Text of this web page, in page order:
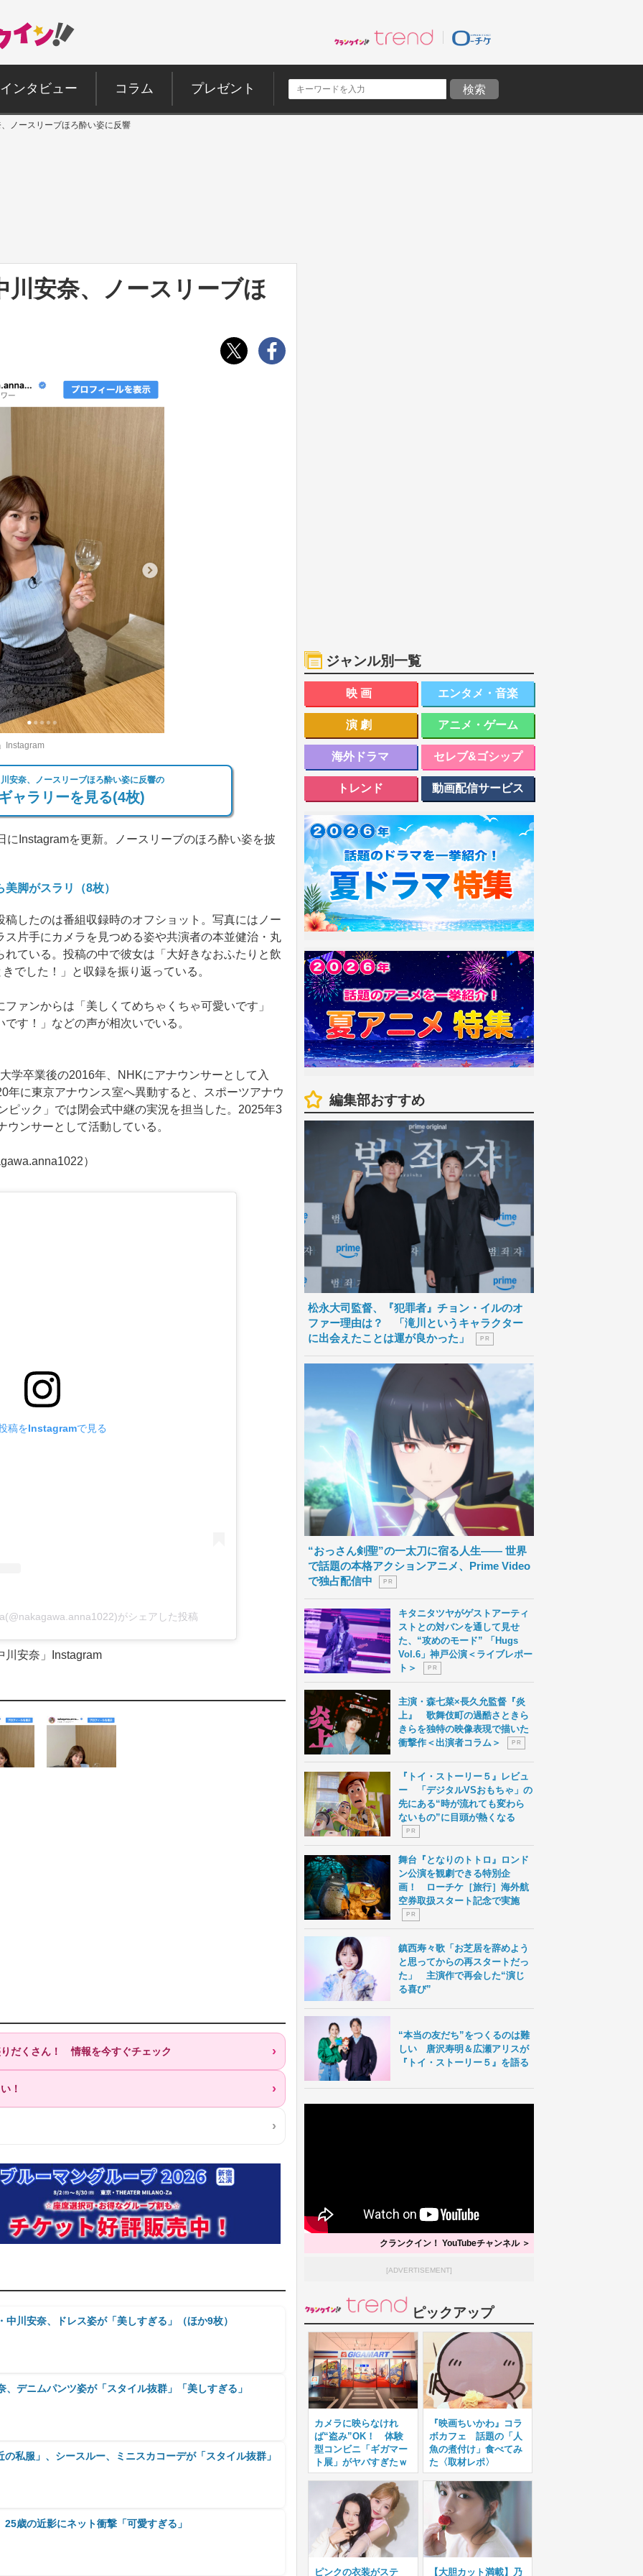
インタビュー コラム プレゼント
ノースリーブほろ酔い姿に反響
川安奈、ノースリーブほ
Instagram
安奈、ノースリーブほろ酔い姿に反響の
ャラリーを見る(4枚)
Instagramを更新。ノースリーブのほろ酔い姿を披
脚がスラリ（8枚）
したのは番組収録時のオフショット。写真にはノー
片手にカメラを見つめる姿や共演者の本並健治・丸
ている。投稿の中で彼女は「大好きなおふたりと飲
でした！」と収録を振り返っている。
ァンからは「美しくてめちゃくちゃ可愛いです」
す！」などの声が相次いでいる。
学卒業後の2016年、NHKにアナウンサーとして入
年に東京アナウンス室へ異動すると、スポーツアナウ
ピック」では閉会式中継の実況を担当した。2025年3
ンサーとして活動している。
）
稿をInstagramで見る
がシェアした投稿
川安奈」Instagram
だくさん！ 情報を今すぐチェック
！
川安奈、ドレス姿が「美しすぎる」（ほか9枚）
デニムパンツ姿が「スタイル抜群」「美しすぎる」
私服」、シースルー、ミニスカコーデが「スタイル抜群」
歳の近影にネット衝撃「可愛すぎる」
ジャンル別一覧
映画 エンタメ・音楽
演劇 アニメ・ゲーム
海外ドラマ セレブ&ゴシップ
トレンド 動画配信サービス
編集部おすすめ
松永大司監督、『犯罪者』チョン・イルのオ
ファー理由は？ 「滝川というキャラクター
に出会えたことは運が良かった」
P R
“おっさん剣聖”の一太刀に宿る人生―― 世界
で話題の本格アクションアニメ、Prime Video
で独占配信中
P R
キタニタツヤがゲストアーティ
ストとの対バンを通して見せ
た、“攻めのモード” 「Hugs
Vol.6」神戸公演＜ライブレポー
ト＞
P R
主演・森七菜×長久允監督『炎
上』 歌舞伎町の過酷さときら
きらを独特の映像表現で描いた
衝撃作＜出演者コラム＞
P R
『トイ・ストーリー５』レビュ
ー 「デジタルVSおもちゃ」の
先にある“時が流れても変わら
ないもの”に目頭が熱くなる
P R
舞台『となりのトトロ』ロンド
ン公演を観劇できる特別企
画！ ローチケ［旅行］海外航
空券取扱スタート記念で実施
P R
鎮西寿々歌「お芝居を辞めよう
と思ってからの再スタートだっ
た」 主演作で再会した“演じ
る喜び”
“本当の友だち”をつくるのは難
しい 唐沢寿明＆広瀬アリスが
『トイ・ストーリー５』を語る
クランクイン！ YouTubeチャンネル ＞
[ADVERTISEMENT]
ピックアップ
カメラに映らなけれ
ば“盗み”OK！ 体験
型コンビニ「ギガマー
ト展」がヤバすぎたｗ
『映画ちいかわ』コラ
ボカフェ 話題の「人
魚の煮付け」食べてみ
た〈取材レポ〉
ピンクの衣装がステ 【大胆カット満載】乃